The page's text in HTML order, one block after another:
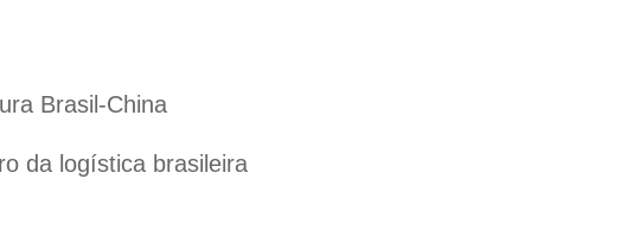
Brasil-China
da logística brasileira